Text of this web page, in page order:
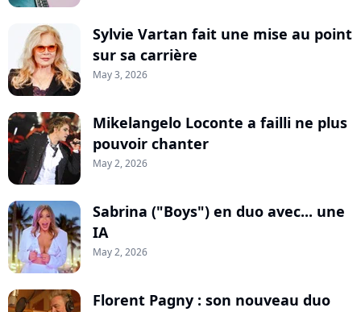
Sylvie Vartan fait une mise au point
sur sa carrière
May 3, 2026
Mikelangelo Loconte a failli ne plus
pouvoir chanter
May 2, 2026
Sabrina ("Boys") en duo avec... une
IA
May 2, 2026
Florent Pagny : son nouveau duo